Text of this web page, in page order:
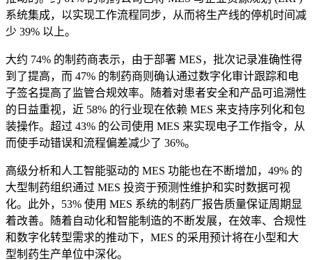
系统集成，以实现工作流程同步，从而将生产线的停机时间减
少 39% 以上。
大约 74% 的制药商表示，由于部署 MES，批次记录准确性得
到了提高，而 47% 的制药商则确认通过数字化审计跟踪和电
子签名提高了监管合规效率。随着对患者安全和产品可追溯性
的日益重视，近 58% 的行业现在依赖 MES 来支持序列化和包
装操作。超过 43% 的公司使用 MES 来实现电子工作指令，从
而使手动错误和流程偏差减少了 36%。
高级分析和人工智能驱动的 MES 功能也在不断增加，49% 的
大型制药组织通过 MES 投资于预测性维护和实时数据可视
化。此外，53% 使用 MES 系统的制药厂报告质量保证周期显
着改善。随着自动化和智能制造的不断发展，在效率、合规性
和数字化转型需求的推动下，MES 的采用预计将在小型和大
型制药生产单位中深化。